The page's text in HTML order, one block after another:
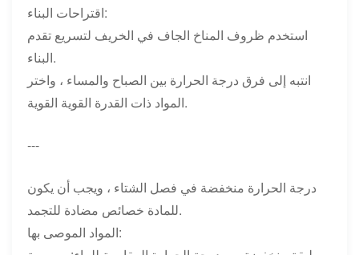
اقتراحات البناء:
استخدم ظروف المناخ الجاف في الخريف لتسريع تقدم
البناء.
انتبه إلى فرق درجة الحرارة بين الصباح والمساء ، واختر
المواد ذات القدرة القوية القوية.
---
درجة الحرارة منخفضة في فصل الشتاء ، ويجب أن يكون
للمادة خصائص مضادة للتجمد.
المواد الموصى بها: